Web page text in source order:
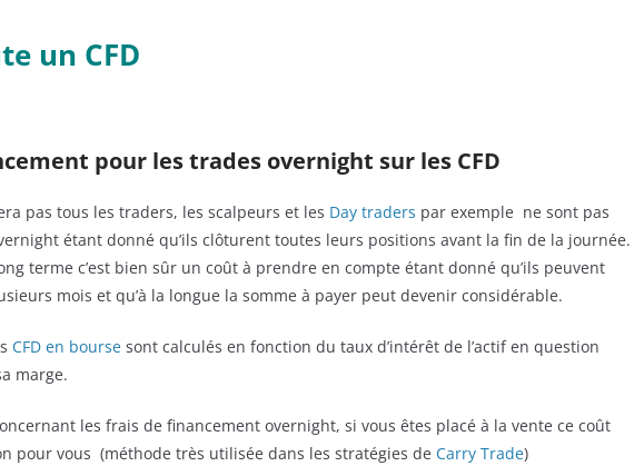
un CFD
pour les trades overnight sur les CFD
pas tous les traders, les scalpeurs et les Day traders par exemple ne sont pas
étant donné qu’ils clôturent toutes leurs positions avant la fin de la journée.
terme c’est bien sûr un coût à prendre en compte étant donné qu’ils peuvent
mois et qu’à la longue la somme à payer peut devenir considérable.
CFD en bourse sont calculés en fonction du taux d’intérêt de l’actif en question
marge.
les frais de financement overnight, si vous êtes placé à la vente ce coût
pour vous (méthode très utilisée dans les stratégies de Carry Trade)